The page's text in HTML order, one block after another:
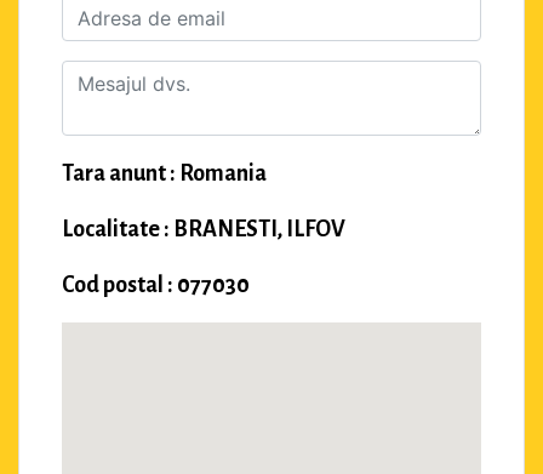
Tara anunt : Romania
Localitate : BRANESTI, ILFOV
Cod postal : 077030